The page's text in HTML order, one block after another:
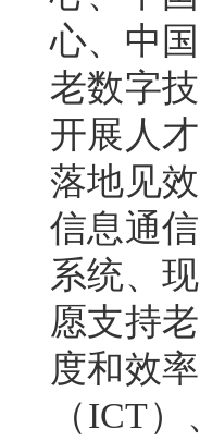
心、中
老数字
开展人
落地见
信息通
系统、
愿支持
度和效
（ICT